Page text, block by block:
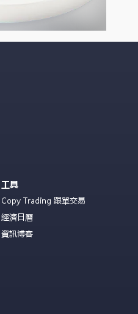
工具
Copy Trading 跟單交易
經濟日曆
資訊博客